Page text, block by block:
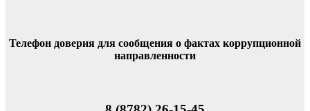
Телефон доверия для сообщения о фактах коррупционной
направленности